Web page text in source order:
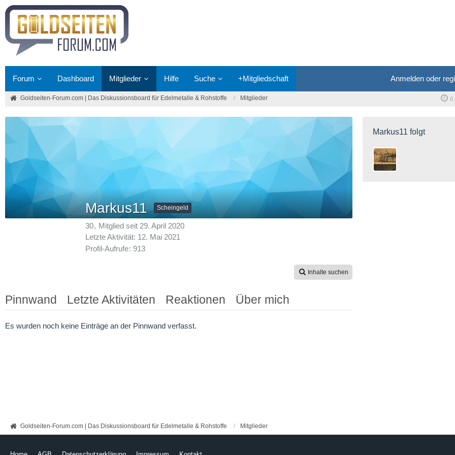
Forum Dashboard Mitglieder Hilfe Suche +Mitgliedschaft Anmelden oder
Goldseiten-Forum.com | Das Diskussionsboard für Edelmetalle & Rohstoffe Mitglieder
Goldseiten-Forum.com | Das Diskussionsboard für Edelmetalle & Rohstoffe Mitglieder
Markus11 Scheingeld
30
Mitglied seit 29. April 2020
Letzte Aktivität: 12. Mai 2021
Profil-Aufrufe 913
Inhalte suchen
Pinnwand Letzte Aktivitäten Reaktionen Über mich
Es wurden noch keine Einträge an der Pinnwand verfasst.
Markus11 folgt